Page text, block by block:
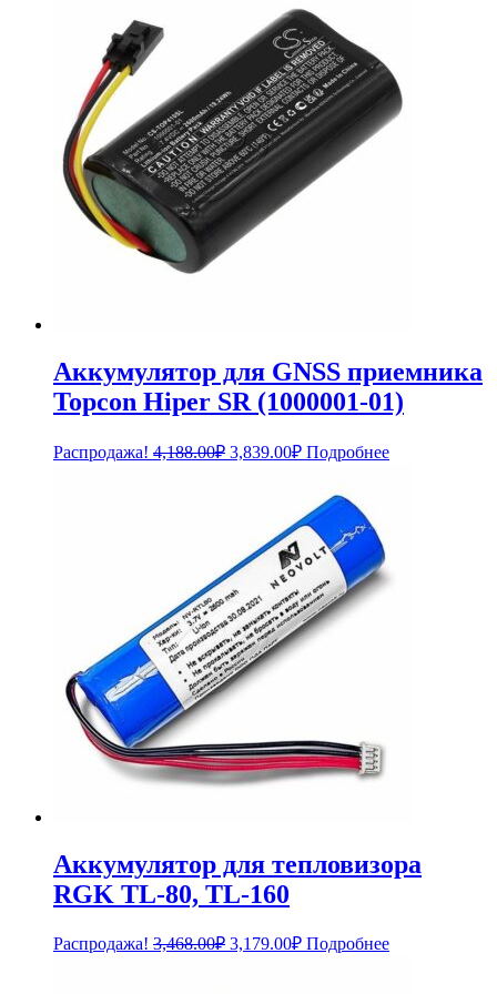
5,988.00₽.
Аккумулятор для GNSS приемника
Topcon Hiper SR (1000001-01)
Распродажа! 4,188.00₽ Первоначальная
3,839.00₽Текущая
цена:
3,839.00₽.
Подробнее
Аккумулятор для тепловизора
RGK TL-80, TL-160
Распродажа! 3,468.00₽ Первоначальная
3,179.00₽Текущая
цена:
Подробнее